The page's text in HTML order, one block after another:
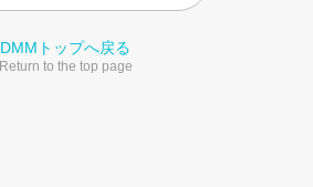
DMMトップへ戻る
Return to the top page